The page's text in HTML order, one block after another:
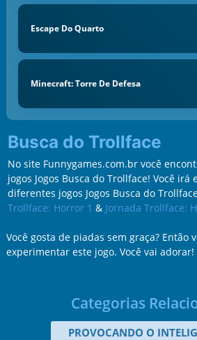
Escape Do Quarto
Minecraft: Torre De Defesa
Busca do Trollface
No site Funnygames.com.br você
jogos Jogos Busca do Trollface! Você
diferentes jogos Jogos Busca do
Trollface: Horror 1 & Jornada Trollface:
Você gosta de piadas sem graça? Então
experimentar este jogo. Você vai adorar!
Categorias
PROVOCANDO O